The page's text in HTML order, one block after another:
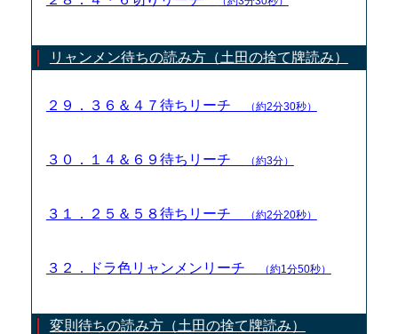
リャンメン待ちの読み方（土田の捨て牌読み）
２９．３６＆４７待ちリーチ （約2分30秒）
３０．１４＆６９待ちリーチ （約3分）
３１．２５＆５８待ちリーチ （約2分20秒）
３２．ドラ色リャンメンリーチ （約1分50秒）
変則待ちの読み方（土田の捨て牌読み）